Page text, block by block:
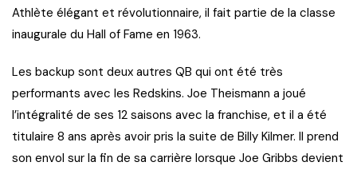
Athlète élégant et révolutionnaire, il fait partie de la classe
inaugurale du Hall of Fame en 1963.
Les backup sont deux autres QB qui ont été très
performants avec les Redskins. Joe Theismann a joué
l’intégralité de ses 12 saisons avec la franchise, et il a été
titulaire 8 ans après avoir pris la suite de Billy Kilmer. Il prend
son envol sur la fin de sa carrière lorsque Joe Gribbs devient